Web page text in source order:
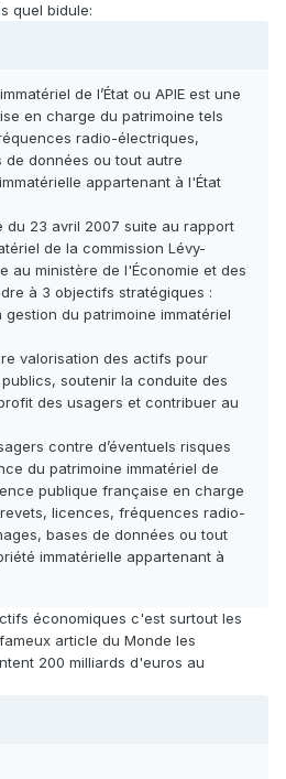
quel bidule:
de l’État ou APIE est une
en charge du patrimoine tels
radio-électriques,
de données ou tout autre
appartenant à l'État
23 avril 2007 suite au rapport
de la commission Lévy-
au ministère de l'Économie et des
à 3 objectifs stratégiques :
gestion du patrimoine immatériel
valorisation des actifs pour
soutenir la conduite des
des usagers et contribuer au
contre d’éventuels risques
du patrimoine immatériel de
publique française en charge
licences, fréquences radio-
bases de données ou tout
immatérielle appartenant à
économiques c'est surtout les
article du Monde les
200 milliards d'euros au